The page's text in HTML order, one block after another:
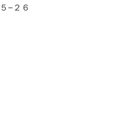
−２６